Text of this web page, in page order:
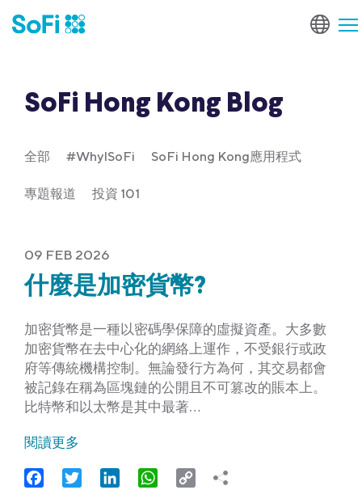
SoFi Hong Kong Blog
全部 #WhyISoFi SoFi Hong Kong應用程式
專題報道 投資 101
09 FEB 2026
什麼是加密貨幣?
加密貨幣是一種以密碼學保障的虛擬資產。大多數
加密貨幣在去中心化的網絡上運作，不受銀行或政
府等傳統機構控制。無論發行方為何，其交易都會
被記錄在稱為區塊鏈的公開且不可篡改的賬本上。
比特幣和以太幣是其中最著…
閱讀更多
FacebookTwitter LinkedIn WhatsApp
Copy